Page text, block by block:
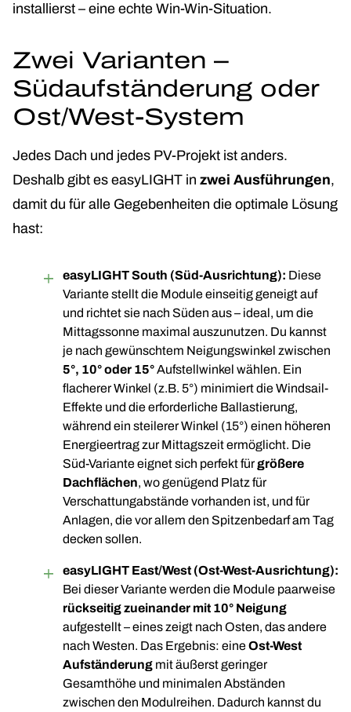
installierst – eine echte Win-Win-Situation.
Zwei Varianten –
Südaufständerung oder
Ost/West-System
Jedes Dach und jedes PV-Projekt ist anders.
Deshalb gibt es easyLIGHT in zwei Ausführungen,
damit du für alle Gegebenheiten die optimale Lösung
hast:
easyLIGHT South (Süd-Ausrichtung): Diese
Variante stellt die Module einseitig geneigt auf
und richtet sie nach Süden aus – ideal, um die
Mittagssonne maximal auszunutzen. Du kannst
je nach gewünschtem Neigungswinkel zwischen
5°, 10° oder 15°Aufstellwinkel wählen. Ein
flacherer Winkel (z.B. 5°) minimiert die Windsail-
Effekte und die erforderliche Ballastierung,
während ein steilerer Winkel (15°) einen höheren
Energieertrag zur Mittagszeit ermöglicht. Die
Süd-Variante eignet sich perfekt fürgrößere
Dachflächen, wo genügend Platz für
Verschattungabstände vorhanden ist, und für
Anlagen, die vor allem den Spitzenbedarf am Tag
decken sollen.
easyLIGHT East/West (Ost-West-Ausrichtung):
Bei dieser Variante werden die Module paarweise
rückseitig zueinander mit 10° Neigung
aufgestellt – eines zeigt nach Osten, das andere
nach Westen. Das Ergebnis: eineOst-West
Aufständerung mit äußerst geringer
Gesamthöhe und minimalen Abständen
zwischen den Modulreihen. Dadurch kannst du